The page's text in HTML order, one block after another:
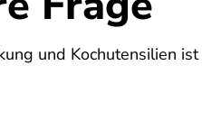
und Kochutensilien